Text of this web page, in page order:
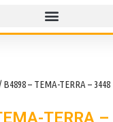
B4898 – TEMA-TERRA – 3448
TERRA